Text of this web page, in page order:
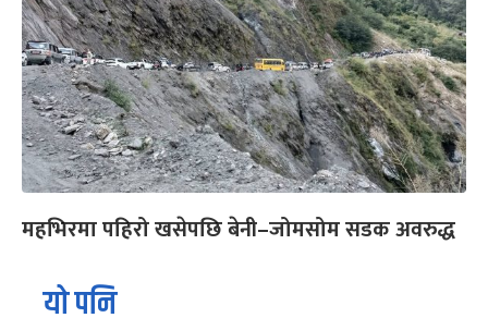
महभिरमा पहिरो खसेपछि बेनी–जोमसोम सडक अवरुद्ध
यो पनि